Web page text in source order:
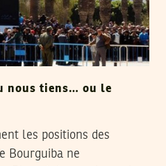
nous tiens… ou le
les positions des
Bourguiba ne